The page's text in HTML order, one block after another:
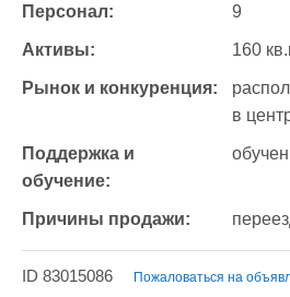
Персонал: 9
Активы: 160
Рынок и конкуренция:
в
Поддержка и
обучение:
Причины продажи:
ID 83015086 Пожаловаться на